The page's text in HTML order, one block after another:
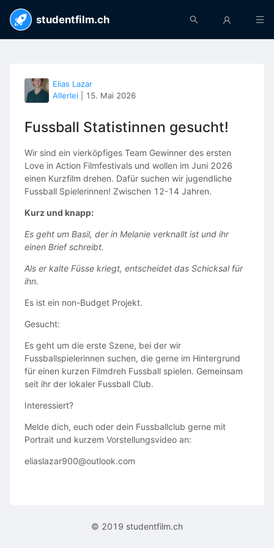
studentfilm.ch
Elias Lazar
Allerlei
15. Mai 2026
Fussball Statistinnen gesucht!
Wir sind ein vierköpfiges Team Gewinner des ersten
Love in Action Filmfestivals und wollen im Juni 2026
einen Kurzfilm drehen. Dafür suchen wir jugendliche
Fussball Spielerinnen! Zwischen 12-14 Jahren.
Kurz und knapp:
Es geht um Basil, der in Melanie verknallt ist und ihr
einen Brief schreibt.
Als er kalte Füsse kriegt, entscheidet das Schicksal für
ihn.
Es ist ein non-Budget Projekt.
Gesucht:
Es geht um die erste Szene, bei der wir
Fussballspielerinnen suchen, die gerne im Hintergrund
für einen kurzen Filmdreh Fussball spielen. Gemeinsam
seit ihr der lokaler Fussball Club.
Interessiert?
Melde dich, euch oder dein Fussballclub gerne mit
Portrait und kurzem Vorstellungsvideo an:
eliaslazar900@outlook.com
© 2019 studentfilm.ch